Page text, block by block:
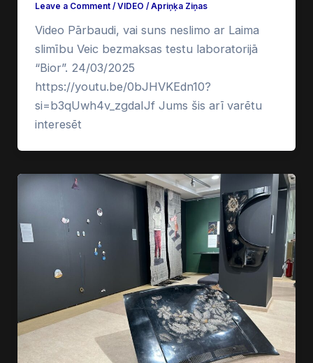
Leave a Comment /VIDEO /Apriņķa Ziņas
Video Pārbaudi, vai suns neslimo ar Laima
slimību Veic bezmaksas testu laboratorijā
“Bior”. 24/03/2025
https://youtu.be/0bJHVKEdn10?
si=b3qUwh4v_zgdaIJf Jums šis arī varētu
interesēt